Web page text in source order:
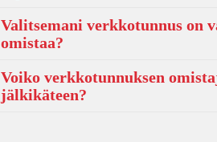
Valitsemani verkkotunnus on
omistaa?
Voiko verkkotunnuksen
jälkikäteen?